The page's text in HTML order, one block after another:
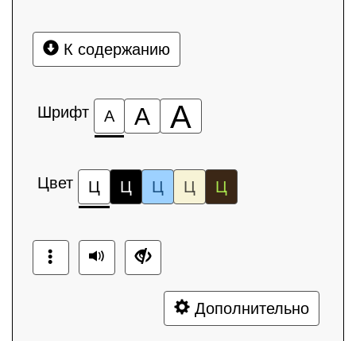
К содержанию
Шрифт А А А
Цвет Ц Ц Ц Ц Ц
Дополнительно